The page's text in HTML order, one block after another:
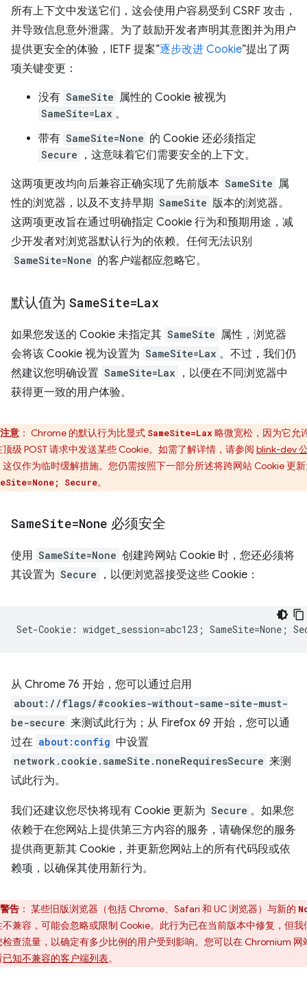
所有上下文中发送它们，这会使用户容易受到 CSRF 攻击，
并导致信息意外泄露。为了鼓励开发者声明其意图并为用户
提供更安全的体验，IETF 提案“逐步改进 Cookie”提出了两
项关键变更：
没有 SameSite 属性的 Cookie 被视为
SameSite=Lax 。
带有 SameSite=None 的 Cookie 还必须指定
Secure ，这意味着它们需要安全的上下文。
这两项更改均向后兼容正确实现了先前版本 SameSite 属
性的浏览器，以及不支持早期 SameSite 版本的浏览器。
这两项更改旨在通过明确指定 Cookie 行为和预期用途，减
少开发者对浏览器默认行为的依赖。任何无法识别
SameSite=None 的客户端都应忽略它。
默认值为 SameSite=Lax
如果您发送的 Cookie 未指定其 SameSite 属性，浏览器
会将该 Cookie 视为设置为 SameSite=Lax 。不过，我们仍
然建议您明确设置 SameSite=Lax
，以便在不同浏览器中
获得更一致的用户体验。
注意 ： Chrome 的默认行为比显式 SameSite=Lax 略微宽松，因为它允
顶级 POST 请求中发送某些 Cookie。如需了解详情，请参阅 blink-dev
这仅作为临时缓解措施。您仍需按照下一部分所述将跨网站 Cookie 更
Secure。
SameSite=None 必须安全
使用 SameSite=None 创建跨网站 Cookie 时，您还必须将
其设置为 Secure ，以便浏览器接受这些 Cookie：
从 Chrome 76 开始，您可以通过启用
about://flags/#cookies-without-same-site-must-
be-secure 来测试此行为；从 Firefox 69 开始，您可以通
过在 about:config 中设置
network.cookie.sameSite.noneRequiresSecure 来测
试此行为。
我们还建议您尽快将现有 Cookie 更新为 Secure 。如果您
依赖于在您网站上提供第三方内容的服务，请确保您的服务
提供商更新其 Cookie，并更新您网站上的所有代码段或依
赖项，以确保其使用新行为。
警告 ： 某些旧版浏览器（包括 Chrome、Safari 和 UC 浏览器）与新的
不兼容，可能会忽略或限制 Cookie。此行为已在当前版本中修复，但我
检查流量，以确定有多少比例的用户受到影响。您可以在 Chromium 网
已知不兼容的客户端列表。